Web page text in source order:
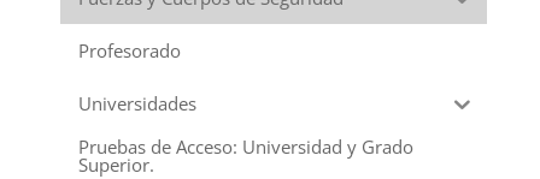
Profesorado
Universidades
Pruebas de Acceso: Universidad y Grado
Superior.